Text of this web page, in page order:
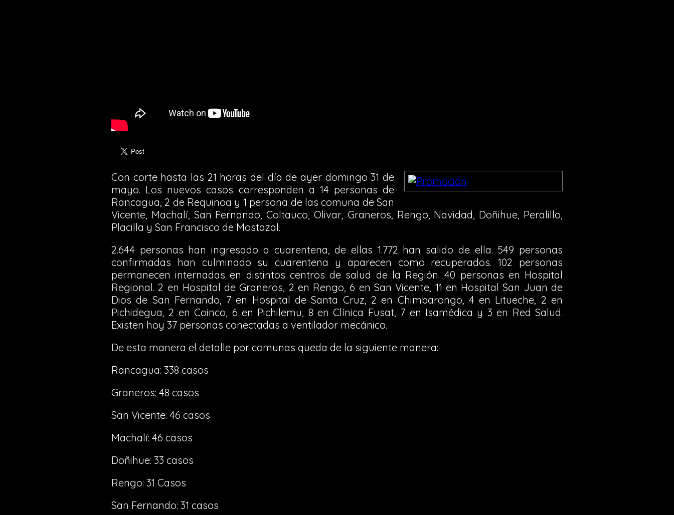
Con corte hasta las 21 horas del día de ayer domingo 31 de
mayo. Los nuevos casos corresponden a 14 personas de
Rancagua, 2 de Requinoa y 1 persona de las comuna de San
Vicente, Machalí, San Fernando, Coltauco, Olivar, Graneros, Rengo, Navidad, Doñihue, Peralillo,
Placilla y San Francisco de Mostazal.
2.644 personas han ingresado a cuarentena, de ellas 1.772 han salido de ella. 549 personas
confirmadas han culminado su cuarentena y aparecen como recuperados. 102 personas
permanecen internadas en distintos centros de salud de la Región. 40 personas en Hospital
Regional. 2 en Hospital de Graneros, 2 en Rengo, 6 en San Vicente, 11 en Hospital San Juan de
Dios de San Fernando, 7 en Hospital de Santa Cruz, 2 en Chimbarongo, 4 en Litueche, 2 en
Pichidegua, 2 en Coinco, 6 en Pichilemu, 8 en Clínica Fusat, 7 en Isamédica y 3 en Red Salud.
Existen hoy 37 personas conectadas a ventilador mecánico.
De esta manera el detalle por comunas queda de la siguiente manera:
Rancagua: 338 casos
Graneros: 48 casos
San Vicente: 46 casos
Machalí: 46 casos
Doñihue: 33 casos
Rengo: 31 Casos
San Fernando: 31 casos